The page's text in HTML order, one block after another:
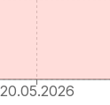
20.05.2026